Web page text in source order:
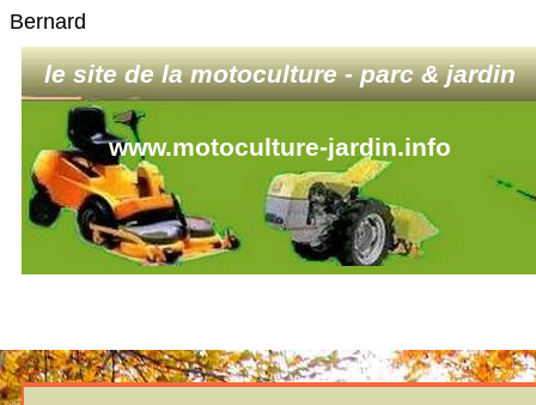
Bernard
le site de la motoculture - parc & jardin
www.motoculture-jardin.info